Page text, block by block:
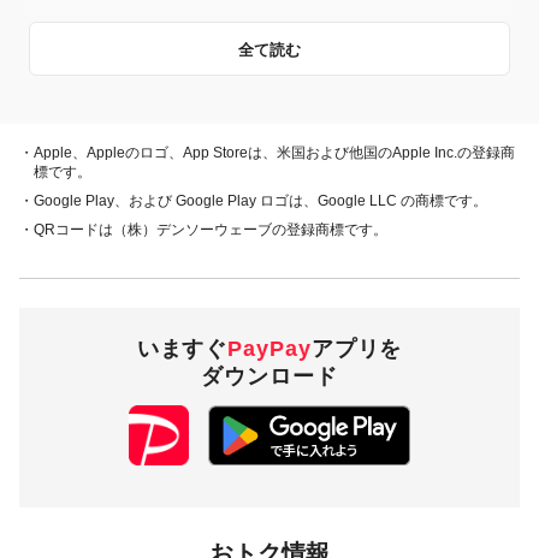
全て読む
概要
ド、PayPayあと払い（一括のみ）でお支払いをしていただい
た方に対し、下表のとおり後日PayPayボーナスを付与しま
す。
付与上限
1,000円相当／回
10,000円相当／期間
福井県勝山市内のPayPay加盟店のうち
・Apple、Appleのロゴ、App Storeは、米国および他国のApple Inc.の登録商
標です。
・Google Play、および Google Play ロゴは、Google LLC の商標です。
・QRコードは（株）デンソーウェーブの登録商標です。
いますぐPayPayアプリを
ダウンロード